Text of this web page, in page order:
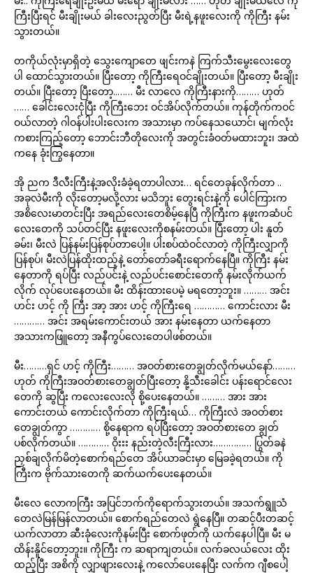
ကြီးပြီးရင် မီးချိုးမယ် ခါးလေးညွတ်ပြီး မီးရဲ့နဖူးလေးကို ကိုကြီး နမ်း
သွားတယ်။
တကိုယ်လုံးမှာရှိတဲ့ သွေးကျောတေ ဖျင်းကနဲ ကြက်သီးမွေးလေးတွေ
ပါ ထောင်သွားတယ်။ ပြီးတော့ ကိုကြီးရေဝင်ချိုးတယ်။ ပြီးတော့ မီးချိုး
တယ်။ ပြီးတော့ ပြီးတော့..…… မီး လာလေ ကိုကြီးနားကို……… ဟုတ်
…… ခေါင်းလေးငုံပြီး ကိုကြီးဘေး ဝင်အိပ်လိုက်တယ်။ ကုန်တိုက်ကဝင်
ဝယ်လာတဲ့ ဂါဝန်ပါးပါးလေးက အသားမှာ ကပ်နေသယောင်၊ မျက်လုံး
ကစားကြည့်တော့ ဘောင်းဘီတိုလေးကို အတွင်းခံဝတ်မထားဘူး၊ အထဲ
ကနေ ခုံးကြွနေတာ။
အို ညက ဒီလီးကြီးနဲ့အလိုးခံခဲ့ရတာပါလား… ရင်တေခုန်လိုက်တာ ..
အခုလဲမီးကို လိုးတော့မလို့လား မသိဘူး တွေးရင်းနဲ့ကို ပေါင်ကြားက
အစိလေးမာတင်းပြီး အရည်လေးတေစိမ့်နေပြီ ကိုကြီးက နဖူးကဆံပင်
လေးတေကို သပ်တင်ပြီး နဖူးလေးကိုစနမ်းတယ်။ ပြီးတော့ ပါး နူတ်
ခမ်း၊ မီးလဲ ပြန်နမ်းပြန်စုပ်တာပေါ့။ ပါးစပ်ထဲဝင်လာတဲ့ ကိုကြီးလျှာကို
ပြန်စုပ်၊ မီးလဲပြန်ထိုးထည့်နဲ့ တော်တော်ခရီးရောက်နေပြီ။ ကိုကြီး နမ်း
နေတာကို ရပ်ပြီး လည်ပင်းနဲ့ လည်ပင်းစောင်းတေကို နမ်းလိုက်ယက်
လိုက် လုပ်ပေးနေတယ်။ မီး ထိန်းထားပေမဲ့ မရတော့ဘူး။ ……… အင်း
ဟင်း ဟင့် ကို ကြီး အာ့ အား ဟင့် ကိုကြီးရေ ………… ကောင်းလား မီး
………… အင်း အရမ်းကောင်းတယ် အား နမ်းနေတာ ယက်နေတာ
အသားကဖြူတော့ အနီကွပ်လေးတေပါဖစ်တယ်။
မီး………ရှင် ဟင့် ကိုကြီး……… အဝတ်စားတေချွတ်လိုက်မယ်နော်………
ဟုတ် ကိုကြီးအဝတ်စားတေချွတ်ပြီးတော့ နို့သီးခေါင်း ပန်းရောင်လေး
တေကို ဆွပြီး ကလေးလေးလို စို့ပေးနေတယ်။ ……… အား အား
ကောင်းတယ် ကောင်းလိုက်တာ ကိုကြီးရယ်… ကိုကြီးလဲ အဝတ်စား
တေချွတ်ကွာ ………… စို့နေရာက ရပ်ပြီးတော့ အဝတ်စားတေ ချွတ်
ပစ်လိုက်တယ်။ ………… ဝိုးးး နည်းတဲ့လီးကြီးလား…………… ပြွတ်ခနဲ
ညှစ်ချလိုက်မိတဲ့စောက်ရည်တေ အိပ်ယာခင်းမှာ မြေခခဲ့ရတယ်။ ကို
ကြီးက ဗိုက်သားတေကို ဆက်ယက်ပေးနေတယ်။
မီးလေ လောကကြီး အပြင်ဘက်ကိုရောက်သွားတယ်။ အသက်ရွူသံ
တေလဲမြန်မြန်လာတယ်။ စောက်ရည်တေလဲ ရွဲနေပြီ။ တဆင့်ပီးတဆင့်
ယက်လာတာ ဆီးခုံလေးကိုနမ်းပြီး စောက်ဖုတ်ကို ယက်နေပါပြီ။ မီး မ
ထိန်းနိူင်တော့ဘူး။ ကိုကြီး က ဆရာကျတယ်။ လက်ခလယ်လေး ထိုး
ထည့်ပြီး အစိကို လျှာဖျားလေးနဲ့ ကလော်ပေးနေပြီး လက်က ဂျီစပေါ့